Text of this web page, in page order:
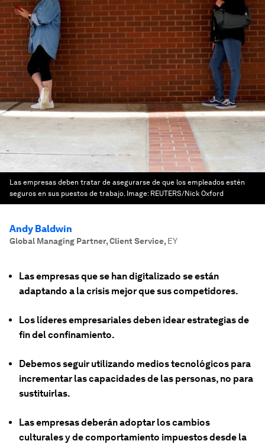
Las empresas deben tratar de asegurarse de que los empleados estén
seguros en sus puestos de trabajo. Image: REUTERS/Nick Oxford
Andy Baldwin
Global Managing Partner, Client Service, EY
Las empresas que se han digitalizado se están
adaptando a la crisis mejor que sus competidores.
Los líderes empresariales deben idear estrategias de
fin del confinamiento.
Debemos seguir utilizando medios tecnológicos para
incrementar las capacidades de las personas, no para
sustituirlas.
Las empresas deberán adoptar los cambios
culturales y de comportamiento impuestos desde la